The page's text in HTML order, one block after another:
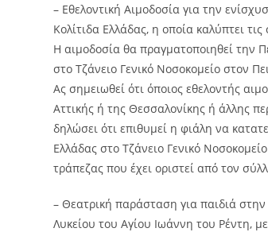
– Εθελοντική Αιμοδοσία για την
Κολίτιδα Ελλάδας, η οποία καλύπτει
Η αιμοδοσία θα πραγματοποιηθεί την
στο Τζάνειο Γενικό Νοσοκομείο στον
Ας σημειωθεί ότι όποιος εθελοντής
Αττικής ή της Θεσσαλονίκης ή άλλης
δηλώσει ότι επιθυμεί η φιάλη να
Ελλάδας στο Τζάνειο Γενικό
τράπεζας που έχει οριστεί από τον
– Θεατρική παράσταση για παιδιά
Λυκείου του Αγίου Ιωάννη του Ρέντη,